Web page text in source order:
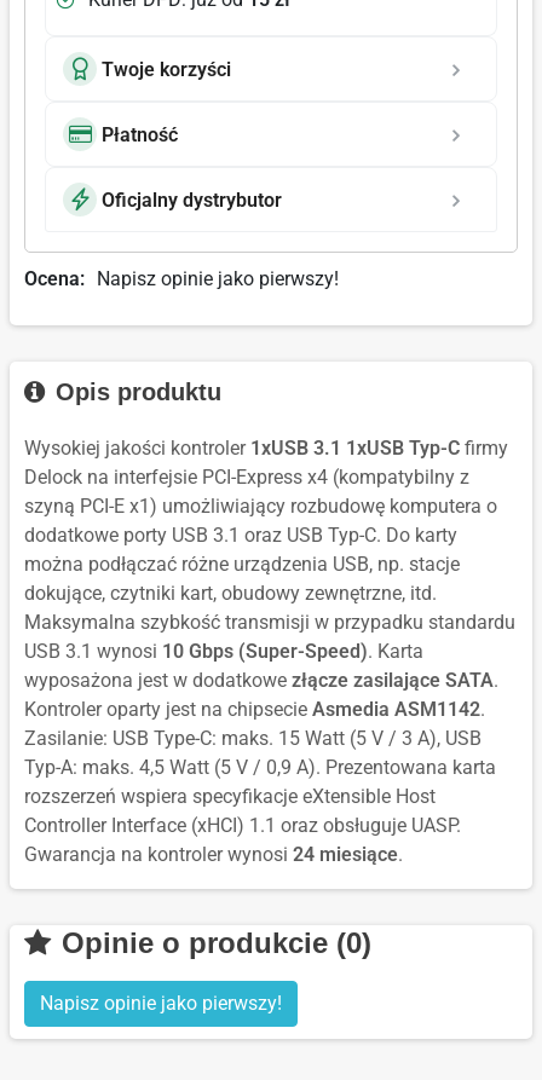
Twoje korzyści
Płatność
Oficjalny dystrybutor
Ocena: Napisz opinie jako pierwszy!
Opis produktu
Wysokiej jakości kontroler 1xUSB 3.1 1xUSB Typ-C firmy
Delock na interfejsie PCI-Express x4 (kompatybilny z
szyną PCI-E x1) umożliwiający rozbudowę komputera o
dodatkowe porty USB 3.1 oraz USB Typ-C. Do karty
można podłączać różne urządzenia USB, np. stacje
dokujące, czytniki kart, obudowy zewnętrzne, itd.
Maksymalna szybkość transmisji w przypadku standardu
USB 3.1 wynosi 10 Gbps (Super-Speed). Karta
wyposażona jest w dodatkowe złącze zasilające SATA.
Kontroler oparty jest na chipsecie Asmedia ASM1142.
Zasilanie: USB Type-C: maks. 15 Watt (5 V / 3 A), USB
Typ-A: maks. 4,5 Watt (5 V / 0,9 A). Prezentowana karta
rozszerzeń wspiera specyfikacje eXtensible Host
Controller Interface (xHCI) 1.1 oraz obsługuje UASP.
Gwarancja na kontroler wynosi 24 miesiące.
Opinie o produkcie (0)
Napisz opinie jako pierwszy!